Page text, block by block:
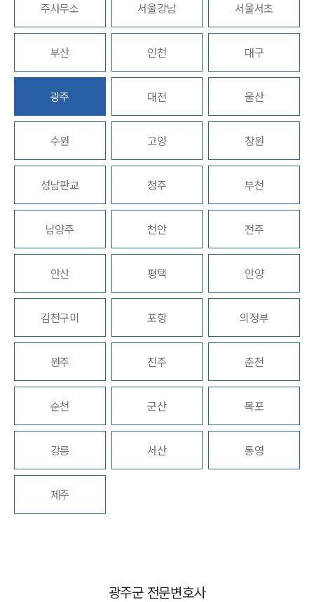
그룹소개
오시는 길
글로벌 파트너 로펌
고객의 소리
통합검색
AI대륜
주요 업무사례
법률정보
법률지식인
고객후기
업무분야
군전문변호사
주사무소 서울강남 서울서초
부산 인천 대구
광주 대전 울산
수원 고양 창원
성남판교 청주 부천
남양주 천안 전주
안산 평택 안양
김천구미 포항 의정부
원주 진주 춘천
순천 군산 목포
강릉 서산 통영
제주
광주군 전문변호사